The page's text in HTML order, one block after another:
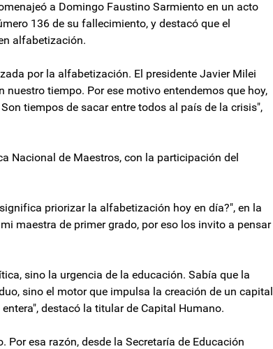
a Domingo Faustino Sarmiento en un acto
136 de su fallecimiento, y destacó que el
alfabetización.
por la alfabetización. El presidente Javier Milei
tiempo. Por ese motivo entendemos que hoy,
tiempos de sacar entre todos al país de la crisis",
Nacional de Maestros, con la participación del
priorizar la alfabetización hoy en día?", en la
maestra de primer grado, por eso los invito a pensar
sino la urgencia de la educación. Sabía que la
sino el motor que impulsa la creación de un capital
destacó la titular de Capital Humano.
esa razón, desde la Secretaría de Educación